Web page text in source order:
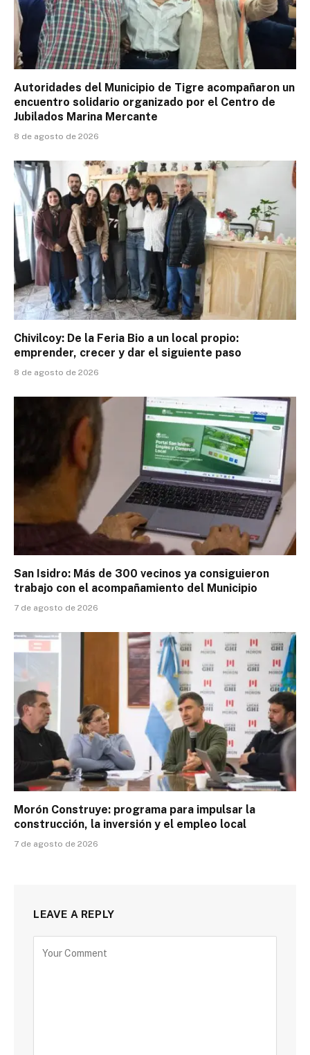
Autoridades del Municipio de Tigre acompañaron un
encuentro solidario organizado por el Centro de
Jubilados Marina Mercante
8 de agosto de 2026
Chivilcoy: De la Feria Bio a un local propio:
emprender, crecer y dar el siguiente paso
8 de agosto de 2026
San Isidro: Más de 300 vecinos ya consiguieron
trabajo con el acompañamiento del Municipio
7 de agosto de 2026
Morón Construye: programa para impulsar la
construcción, la inversión y el empleo local
7 de agosto de 2026
LEAVE A REPLY